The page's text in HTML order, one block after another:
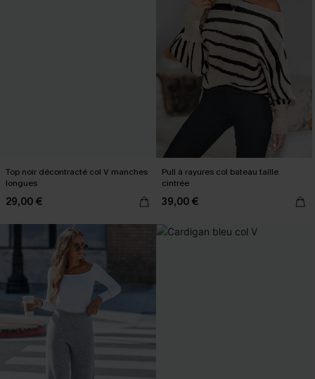
Top noir décontracté col V manches
longues
29,00 €
Pull à rayures col bateau taille
cintrée
39,00 €